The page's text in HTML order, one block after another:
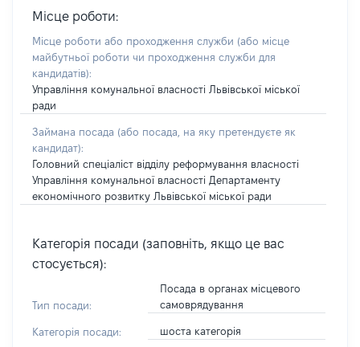
Місце роботи:
Місце роботи або проходження служби (або місце
майбутньої роботи чи проходження служби для
кандидатів):
Управління комунальної власності Львівської міської
ради
Займана посада (або посада, на яку претендуєте як
кандидат):
Головний спеціаліст відділу реформування власності
Управління комунальної власності Департаменту
економічного розвитку Львівської міської ради
Категорія посади (заповніть, якщо це вас
стосується):
Тип посади:
Посада в органах місцевого
самоврядування
Категорія посади: шоста категорія